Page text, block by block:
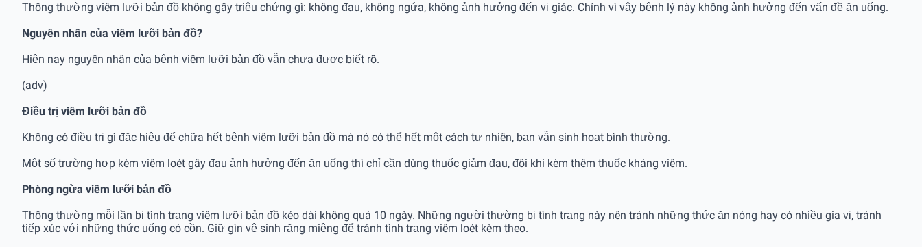
Thông thường viêm lưỡi bản đồ không gây triệu chứng gì: không đau, không ngứa, không ảnh hưởng đến vị giác. Chính vì vậy bệnh lý này không ảnh hưởng đến vấn đề ăn uống.
Nguyên nhân của viêm lưỡi bản đồ?
Hiện nay nguyên nhân của bệnh viêm lưỡi bản đồ vẫn chưa được biết rõ.
(adv)
Điều trị viêm lưỡi bản đồ
Không có điều trị gì đặc hiệu để chữa hết bệnh viêm lưỡi bản đồ mà nó có thể hết một cách tự nhiên, bạn vẫn sinh hoạt bình thường.
Một số trường hợp kèm viêm loét gây đau ảnh hưởng đến ăn uống thì chỉ cần dùng thuốc giảm đau, đôi khi kèm thêm thuốc kháng viêm.
Phòng ngừa viêm lưỡi bản đồ
Thông thường mỗi lần bị tình trạng viêm lưỡi bản đồ kéo dài không quá 10 ngày. Những người thường bị tình trạng này nên tránh những thức ăn nóng hay có nhiều gia vị, tránh
tiếp xúc với những thức uống có cồn. Giữ gìn vệ sinh răng miệng để tránh tình trạng viêm loét kèm theo.